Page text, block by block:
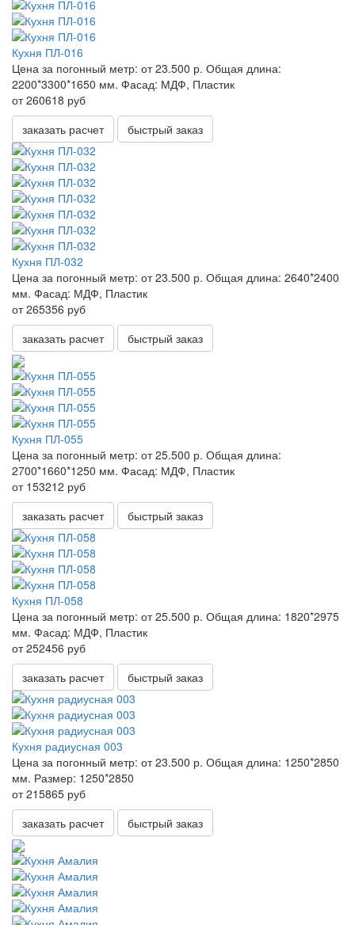
Кухня ПЛ-016
Цена за погонный метр: от 23.500 р. Общая длина:
2200*3300*1650 мм. Фасад: МДФ, Пластик
от 260618 руб
заказать расчет
быстрый заказ
Кухня ПЛ-032
Цена за погонный метр: от 23.500 р. Общая длина: 2640*2400
мм. Фасад: МДФ, Пластик
от 265356 руб
заказать расчет
быстрый заказ
Кухня ПЛ-055
Цена за погонный метр: от 25.500 р. Общая длина:
2700*1660*1250 мм. Фасад: МДФ, Пластик
от 153212 руб
заказать расчет
быстрый заказ
Кухня ПЛ-058
Цена за погонный метр: от 25.500 р. Общая длина: 1820*2975
мм. Фасад: МДФ, Пластик
от 252456 руб
заказать расчет
быстрый заказ
Кухня радиусная 003
Цена за погонный метр: от 23.500 р. Общая длина: 1250*2850
мм. Размер: 1250*2850
от 215865 руб
заказать расчет
быстрый заказ